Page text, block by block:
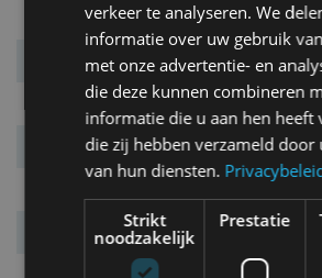
L x B x H 4.695 x
Wielbasis 2.700 mm
Massa leeg 1.340 kg
Max. aanh. gew. 1.400 kg
Tankinhoud 60 l
verkeer te analyseren. We
informatie over uw gebruik
met onze advertentie- en
die deze kunnen combineren
informatie die u aan hen heeft
die zij hebben verzameld door
van hun diensten.
Strikt
noodzakelijk
Prestatie